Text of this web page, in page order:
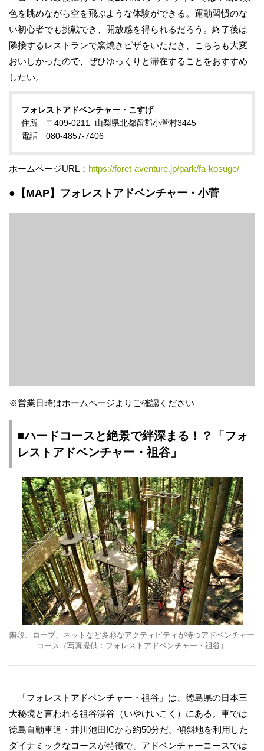
色を眺めながら空を飛ぶような体験ができる。運動習慣のな
い初心者でも挑戦でき、開放感を得られるだろう。終了後は
隣接するレストランで窯焼きピザをいただき、こちらも大変
おいしかったので、ぜひゆっくりと滞在することをおすすめ
したい。
フォレストアドベンチャー・こすげ
住所 〒409-0211 山梨県北都留郡小菅村3445
電話 080-4857-7406
ホームページURL： https://foret-aventure.jp/park/fa-kosuge/
●【MAP】 フォレストアドベンチャー・小菅
※営業日時はホームページよりご確認ください
■ハードコースと絶景で絆深まる！？「フォ
レストアドベンチャー・祖谷」
階段、ロープ、ネットなど多彩なアクティビティが待つアドベンチャー
コース（写真提供：フォレストアドベンチャー・祖谷）
「フォレストアドベンチャー・祖谷」は、徳島県の日本三
大秘境と言われる祖谷渓谷（いやけいこく）にある。車では
徳島自動車道・井川池田ICから約50分だ。​​傾斜地を利用した
ダイナミックなコースが特徴で、アドベンチャーコースでは